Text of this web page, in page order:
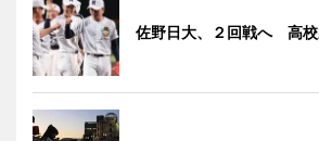
佐野日大、２回戦へ 高